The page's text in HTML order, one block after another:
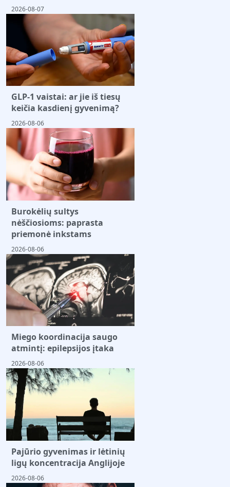
2026-08-07
GLP-1 vaistai: ar jie iš tiesų
keičia kasdienį gyvenimą?
2026-08-06
Burokėlių sultys
nėščiosioms: paprasta
priemonė inkstams
2026-08-06
Miego koordinacija saugo
atmintį: epilepsijos įtaka
2026-08-06
Pajūrio gyvenimas ir lėtinių
ligų koncentracija Anglijoje
2026-08-06